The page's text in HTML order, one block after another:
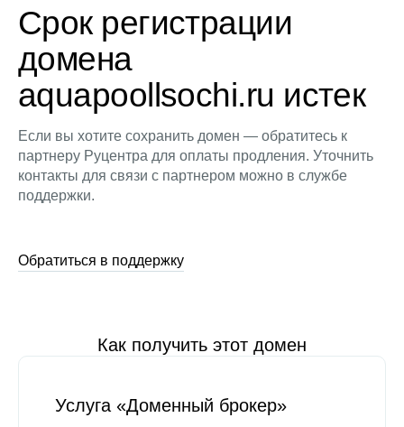
Срок регистрации
домена
aquapoollsochi.ru истек
Если вы хотите сохранить домен — обратитесь к
партнеру Руцентра для оплаты продления. Уточнить
контакты для связи с партнером можно в службе
поддержки.
Обратиться в поддержку
Как получить этот домен
Услуга «Доменный брокер»